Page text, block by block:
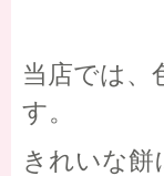
当店では、
す。
きれいな餅